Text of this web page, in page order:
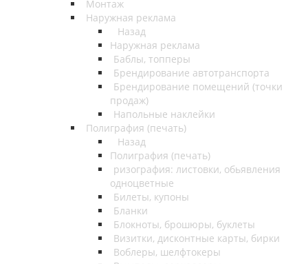
Монтаж
Наружная реклама
Назад
Наружная реклама
Баблы, топперы
Брендирование автотранспорта
Брендирование помещений (точки
продаж)
Напольные наклейки
Полиграфия (печать)
Назад
Полиграфия (печать)
ризография: листовки, обьявления
одноцветные
Билеты, купоны
Бланки
Блокноты, брошюры, буклеты
Визитки, дисконтные карты, бирки
Воблеры, шелфтокеры